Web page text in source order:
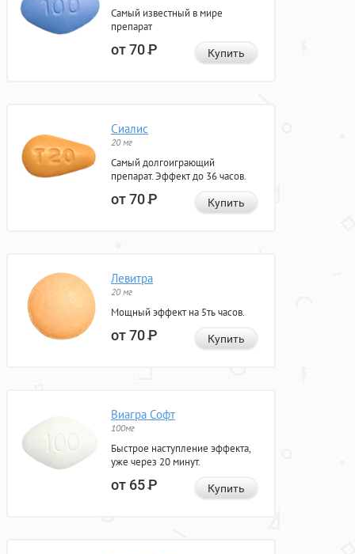
Самый известный в мире
препарат
от 70Р Купить
Сиалис
20 мг
Самый долгоиграющий
препарат. Эффект до 36 часов.
от 70Р Купить
Левитра
20 мг
Мощный эффект на 5ть часов.
от 70Р Купить
Виагра Софт
100мг
Быстрое наступление эффекта,
уже через 20 минут.
от 65Р Купить